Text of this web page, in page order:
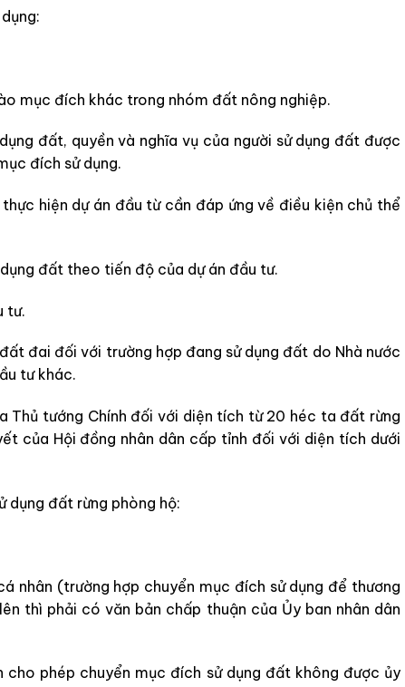
mục đích khác trong nhóm đất nông nghiệp.
đất, quyền và nghĩa vụ của người sử dụng đất được
đích sử dụng.
hiện dự án đầu từ cần đáp ứng về điều kiện chủ thể
đất theo tiến độ của dự án đầu tư.
tư.
đai đối với trường hợp đang sử dụng đất do Nhà nước
tư khác.
Thủ tướng Chính đối với diện tích từ 20 héc ta đất rừng
của Hội đồng nhân dân cấp tỉnh đối với diện tích dưới
dụng đất rừng phòng hộ:
nhân (trường hợp chuyển mục đích sử dụng để thương
thì phải có văn bản chấp thuận của Ủy ban nhân dân
phép chuyển mục đích sử dụng đất không được ủy